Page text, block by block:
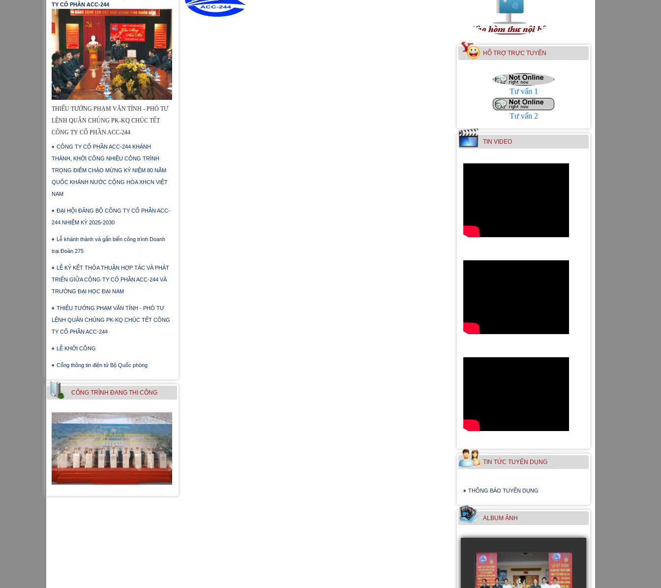
TY CỔ PHẦN ACC-244
THIẾU TƯỚNG PHẠM VĂN TÍNH - PHÓ TƯ
LỆNH QUÂN CHỦNG PK-KQ CHÚC TẾT
CÔNG TY CỔ PHẦN ACC-244
CÔNG TY CỔ PHẦN ACC-244 KHÁNH
THÀNH, KHỞI CÔNG NHIỀU CÔNG TRÌNH
TRỌNG ĐIỂM CHÀO MỪNG KỶ NIỆM 80 NĂM
QUỐC KHÁNH NƯỚC CỘNG HÒA XHCN VIỆT
NAM
ĐẠI HỘI ĐẢNG BỘ CÔNG TY CỔ PHẦN ACC-
244 NHIỆM KỲ 2025-2030
Lễ khánh thành và gắn biển công trình Doanh
trại Đoàn 275
LỄ KÝ KẾT THỎA THUẬN HỢP TÁC VÀ PHÁT
TRIỂN GIỮA CÔNG TY CỔ PHẦN ACC-244 VÀ
TRƯỜNG ĐẠI HỌC ĐẠI NAM
THIẾU TƯỚNG PHẠM VĂN TÍNH - PHÓ TƯ
LỆNH QUÂN CHỦNG PK-KQ CHÚC TẾT CÔNG
TY CỔ PHẦN ACC-244
LỄ KHỞI CÔNG
Cổng thông tin điện tử Bộ Quốc phòng
CÔNG TRÌNH ÐANG THI CÔNG
HỖ TRỢ TRỰC TUYẾN
Tư vấn 1
Tư vấn 2
TIN VIDEO
TIN TỨC TUYỂN DỤNG
THÔNG BÁO TUYỂN DỤNG
ALBUM ẢNH